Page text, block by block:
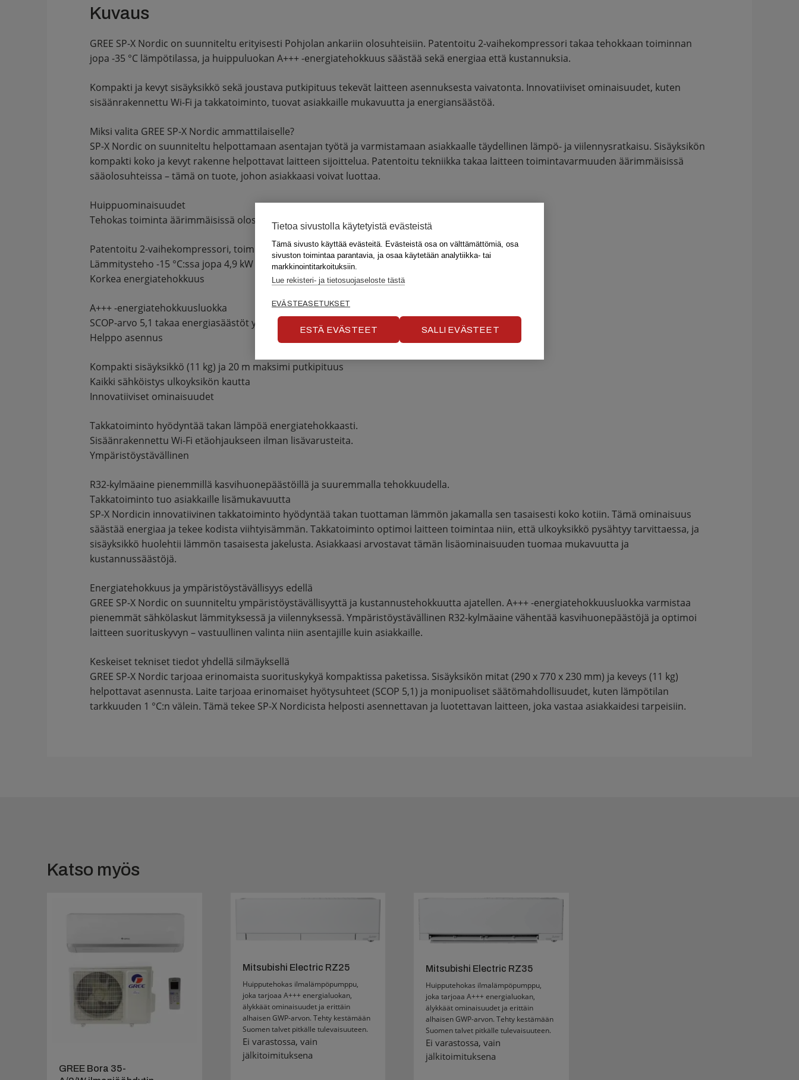
Kuvaus
GREE SP-X Nordic on suunniteltu erityisesti Pohjolan ankariin olosuhteisiin. Patentoitu 2-vaihekompressori takaa tehokkaan toiminnan
jopa -35 °C lämpötilassa, ja huippuluokan A+++ -energiatehokkuus säästää sekä energiaa että kustannuksia.
Kompakti ja kevyt sisäyksikkö sekä joustava putkipituus tekevät laitteen asennuksesta vaivatonta. Innovatiiviset ominaisuudet, kuten
sisäänrakennettu Wi-Fi ja takkatoiminto, tuovat asiakkaille mukavuutta ja energiansäästöä.
Miksi valita GREE SP-X Nordic ammattilaiselle?
SP-X Nordic on suunniteltu helpottamaan asentajan työtä ja varmistamaan asiakkaalle täydellinen lämpö- ja viilennysratkaisu. Sisäyksikön
kompakti koko ja kevyt rakenne helpottavat laitteen sijoittelua. Patentoitu tekniikka takaa laitteen toimintavarmuuden äärimmäisissä
sääolosuhteissa – tämä on tuote, johon asiakkaasi voivat luottaa.
Huippuominaisuudet
Tehokas toiminta äärimmäisissä olosuhteissa
Patentoitu 2-vaihekompressori, toiminta jopa -35 °C
Lämmitysteho -15 °C:ssa jopa 4,9 kW
Korkea energiatehokkuus
A+++ -energiatehokkuusluokka
SCOP-arvo 5,1 takaa energiasäästöt ympäri vuoden
Helppo asennus
Kompakti sisäyksikkö (11 kg) ja 20 m maksimi putkipituus
Kaikki sähköistys ulkoyksikön kautta
Innovatiiviset ominaisuudet
Takkatoiminto hyödyntää takan lämpöä energiatehokkaasti.
Sisäänrakennettu Wi-Fi etäohjaukseen ilman lisävarusteita.
Ympäristöystävällinen
R32-kylmäaine pienemmillä kasvihuonepäästöillä ja suuremmalla tehokkuudella.
Takkatoiminto tuo asiakkaille lisämukavuutta
SP-X Nordicin innovatiivinen takkatoiminto hyödyntää takan tuottaman lämmön jakamalla sen tasaisesti koko kotiin. Tämä ominaisuus
säästää energiaa ja tekee kodista viihtyisämmän. Takkatoiminto optimoi laitteen toimintaa niin, että ulkoyksikkö pysähtyy tarvittaessa, ja
sisäyksikkö huolehtii lämmön tasaisesta jakelusta. Asiakkaasi arvostavat tämän lisäominaisuuden tuomaa mukavuutta ja
kustannussäästöjä.
Energiatehokkuus ja ympäristöystävällisyys edellä
GREE SP-X Nordic on suunniteltu ympäristöystävällisyyttä ja kustannustehokkuutta ajatellen. A+++ -energiatehokkuusluokka varmistaa
pienemmät sähkölaskut lämmityksessä ja viilennyksessä. Ympäristöystävällinen R32-kylmäaine vähentää kasvihuonepäästöjä ja optimoi
laitteen suorituskyvyn – vastuullinen valinta niin asentajille kuin asiakkaille.
Keskeiset tekniset tiedot yhdellä silmäyksellä
GREE SP-X Nordic tarjoaa erinomaista suorituskykyä kompaktissa paketissa. Sisäyksikön mitat (290 x 770 x 230 mm) ja keveys (11 kg)
helpottavat asennusta. Laite tarjoaa erinomaiset hyötysuhteet (SCOP 5,1) ja monipuoliset säätömahdollisuudet, kuten lämpötilan
tarkkuuden 1 °C:n välein. Tämä tekee SP-X Nordicista helposti asennettavan ja luotettavan laitteen, joka vastaa asiakkaidesi tarpeisiin.
Katso myös
GREE Bora 35-
Mitsubishi Electric RZ25
Huipputehokas ilmalämpöpumppu,
joka tarjoaa A+++ energialuokan,
älykkäät ominaisuudet ja erittäin
alhaisen GWP-arvon. Tehty kestämään
Suomen talvet pitkälle tulevaisuuteen.
Ei varastossa, vain
jälkitoimituksena
Mitsubishi Electric RZ35
Huipputehokas ilmalämpöpumppu,
joka tarjoaa A+++ energialuokan,
älykkäät ominaisuudet ja erittäin
alhaisen GWP-arvon. Tehty kestämään
Suomen talvet pitkälle tulevaisuuteen.
Ei varastossa, vain
jälkitoimituksena
Tietoa sivustolla käytetyistä evästeistä
Tämä sivusto käyttää evästeitä. Evästeistä osa on välttämättömiä, osa
sivuston toimintaa parantavia, ja osaa käytetään analytiikka- tai
markkinointitarkoituksiin.
Lue rekisteri- ja tietosuojaseloste tästä
EVÄSTEASETUKSET
ESTÄ EVÄSTEET SALLI EVÄSTEET